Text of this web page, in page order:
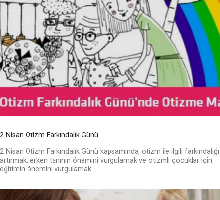
2 Nisan Otizm Farkındalık Günü
2 Nisan Otizm Farkındalık Günü kapsamında, otizm ile ilgili farkındalığı
artırmak, erken tanının önemini vurgulamak ve otizmli çocuklar için
eğitimin önemini vurgulamak...